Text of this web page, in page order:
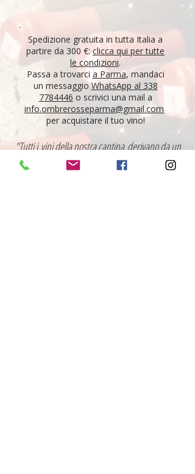
Spedizione gratuita in tutta Italia a
partire da 300 €:clicca qui per tutte
le condizioni.
Passa a trovarci a Parma, mandaci
un messaggioWhatsApp al 338
7784446 o scrivici una mail a
info.ombrerosseparma@gmail.com
per acquistare il tuo vino!
"Tutti i vini della nostra cantina derivano da un
lungo percorso di ricerca, iniziato nel 1995 con
l'apertura di Ombre Rosse, che prosegue tutt'oggi.